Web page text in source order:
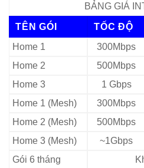
BẢNG GIÁ
TÊN GÓI TỐC ĐỘ
Home 1
300Mbps
Home 2
500Mbps
Home 3
1 Gbps
Home 1 (Mesh)
300Mbps
Home 2 (Mesh)
500Mbps
Home 3 (Mesh)
~1Gbps
Gói 6 tháng